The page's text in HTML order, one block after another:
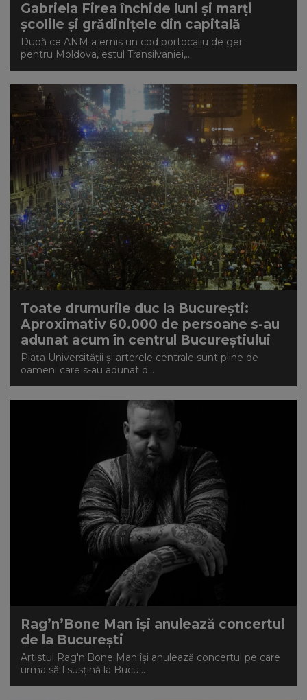
Gabriela Firea închide luni și marți
școlile și grădinițele din capitală
După ce ANM a emis un cod portocaliu de ger
pentru Moldova, estul Transilvaniei,...
Toate drumurile duc la București:
Aproximativ 60.000 de persoane s-au
adunat acum în centrul Bucureștiului
Piața Universității și arterele centrale sunt pline de
oameni care s-au adunat d...
Rag’n’Bone Man își anulează concertul
de la București
Artistul Rag'n'Bone Man își anulează concertul pe care
urma să-l susțină la Bucu...